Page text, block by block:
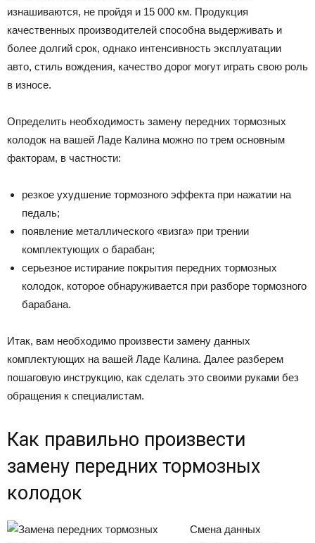
изнашиваются, не пройдя и 15 000 км. Продукция
качественных производителей способна выдерживать и
более долгий срок, однако интенсивность эксплуатации
авто, стиль вождения, качество дорог могут играть свою роль
в износе.
Определить необходимость замену передних тормозных
колодок на вашей Ладе Калина можно по трем основным
факторам, в частности:
резкое ухудшение тормозного эффекта при нажатии на
педаль;
появление металлического «визга» при трении
комплектующих о барабан;
серьезное истирание покрытия передних тормозных
колодок, которое обнаруживается при разборе тормозного
барабана.
Итак, вам необходимо произвести замену данных
комплектующих на вашей Ладе Калина. Далее разберем
пошаговую инструкцию, как сделать это своими руками без
обращения к специалистам.
Как правильно произвести
замену передних тормозных
колодок
Смена данных